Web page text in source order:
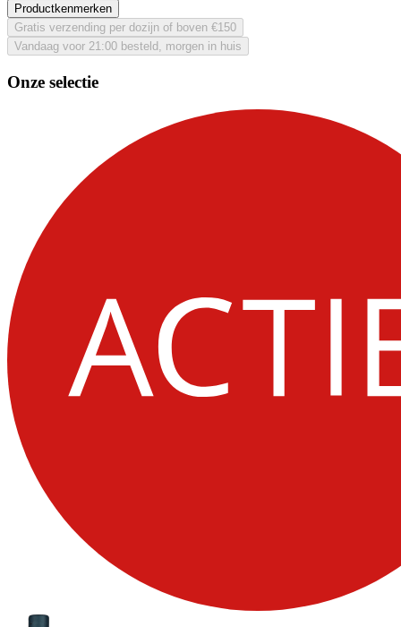
Productkenmerken
Gratis verzending per dozijn of boven €150
Vandaag voor 21:00 besteld, morgen in huis
Onze selectie